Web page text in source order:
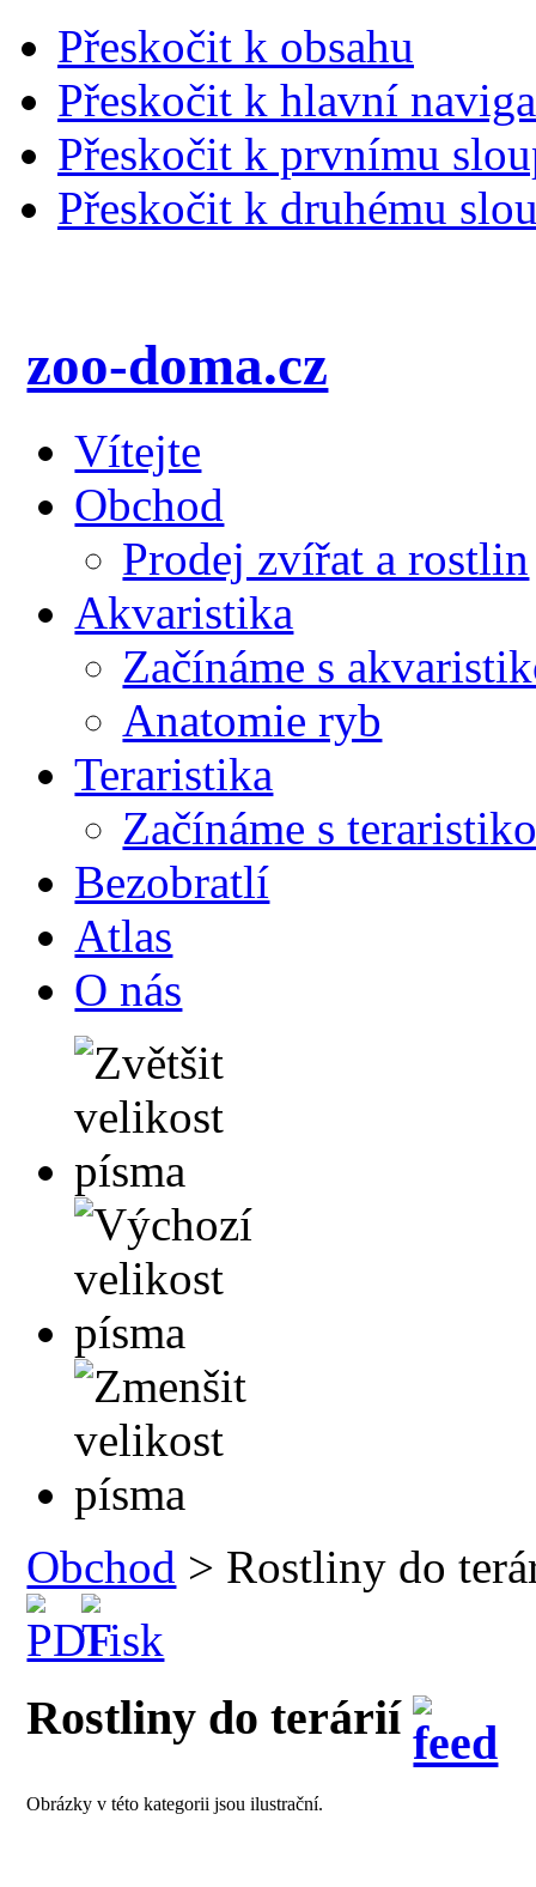
Přeskočit k obsahu
Přeskočit k hlavní
Přeskočit k prvnímu
Přeskočit k druhému
zoo-doma.cz
Vítejte
Obchod
Prodej zvířat a rostlin
Akvaristika
Začínáme s
Anatomie ryb
Teraristika
Začínáme s
Bezobratlí
Atlas
O nás
Obchod > Rostliny do
Rostliny do terárií
Obrázky v této kategorii jsou ilustrační.